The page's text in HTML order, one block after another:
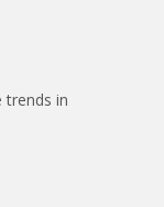
trends in